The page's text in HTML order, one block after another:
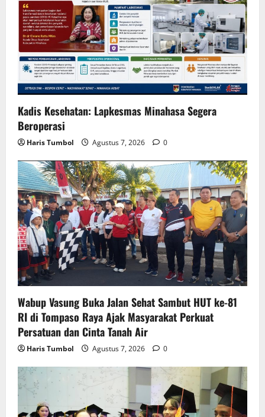
Kadis Kesehatan: Lapkesmas Minahasa Segera
Beroperasi
Haris Tumbol Agustus 7, 2026 0
Wabup Vasung Buka Jalan Sehat Sambut HUT ke-81
RI di Tompaso Raya Ajak Masyarakat Perkuat
Persatuan dan Cinta Tanah Air
Haris Tumbol Agustus 7, 2026 0